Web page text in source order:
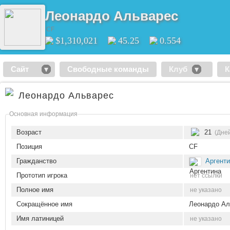
Леонардо Альварес
CF
$1,310,021 45.25 0.554
Сайт Свободные команды Клуб
Леонардо Альварес
Основная информация
Возраст 21
Позиция
CF
Гражданство
Прототип игрока
нет ссылки
Полное имя не указано
Сокращённое имя
Леонардо
Имя латиницей
не указано